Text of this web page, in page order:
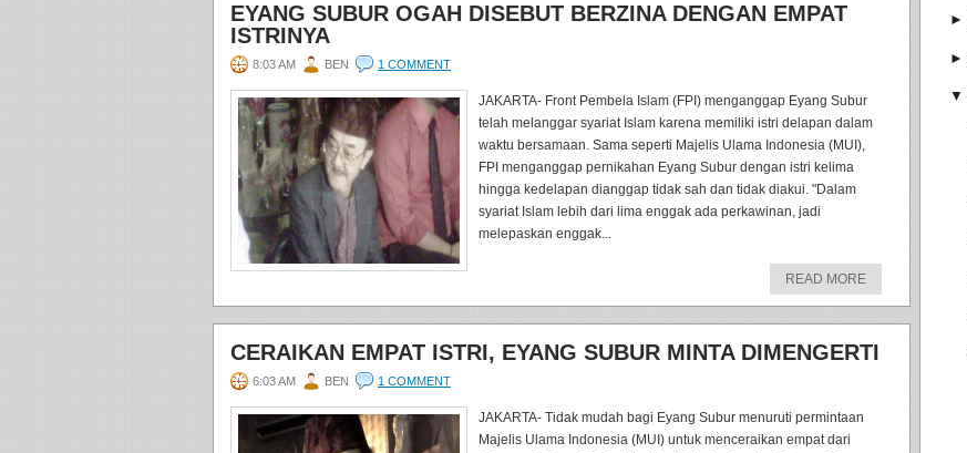
EYANG SUBUR OGAH DISEBUT BERZINA DENGAN EMPAT
ISTRINYA
8:03 AM BEN 1 COMMENT
JAKARTA- Front Pembela Islam (FPI) menganggap Eyang Subur
telah melanggar syariat Islam karena memiliki istri delapan dalam
waktu bersamaan. Sama seperti Majelis Ulama Indonesia (MUI),
FPI menganggap pernikahan Eyang Subur dengan istri kelima
hingga kedelapan dianggap tidak sah dan tidak diakui. "Dalam
syariat Islam lebih dari lima enggak ada perkawinan, jadi
melepaskan enggak...
READ MORE
CERAIKAN EMPAT ISTRI, EYANG SUBUR MINTA DIMENGERTI
6:03 AM BEN 1 COMMENT
JAKARTA- Tidak mudah bagi Eyang Subur menuruti permintaan
Majelis Ulama Indonesia (MUI) untuk menceraikan empat dari
►
►
▼